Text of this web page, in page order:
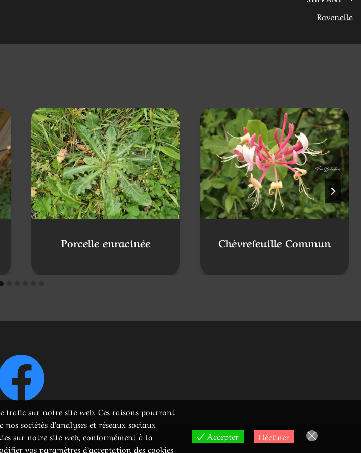
Ravenelle
Porcelle enracinée Chèvrefeuille Commun
trafic sur notre site web. Ces raisons pourront
sociétés d’analyses et réseaux sociaux
sur notre site web, conformément à la
vos paramètres d’acceptation des cookies
Accepter Décliner